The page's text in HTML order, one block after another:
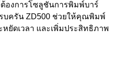
องการโซลูชันการพิมพ์บาร์
ครัน ZD500 ช่วยให้คุณพิมพ์
ยัดเวลา และเพิ่มประสิทธิภาพ